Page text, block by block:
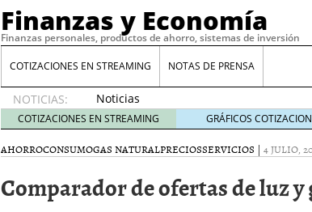
Finanzas y Economía
Finanzas personales, productos de ahorro, sistemas de inversión
COTIZACIONES EN STREAMING NOTAS DE PRENSA
NOTICIAS:
Noticias
de XRP
por qué
las
de
whales
COTIZACIONES EN STREAMING GRÁFICOS
AHORROCONSUMOGAS NATURALPRECIOSSERVICIOS | 4 JULIO,
Comparador de ofertas de luz y